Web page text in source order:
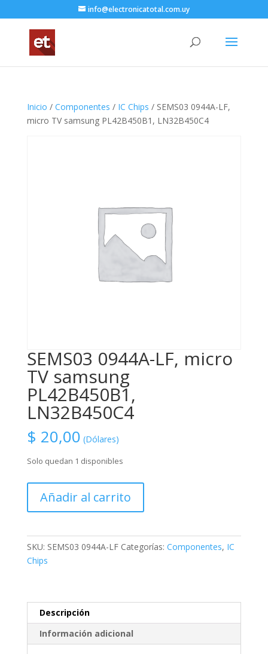
info@electronicatotal.com.uy
Inicio / Componentes / IC Chips / SEMS03 0944A-LF,
micro TV samsung PL42B450B1, LN32B450C4
SEMS03 0944A-LF, micro
TV samsung
PL42B450B1,
LN32B450C4
$ 20,00 (Dólares)
Solo quedan 1 disponibles
0944A-
TV
samsung
Añadir al carrito
SKU: SEMS03 0944A-LF Categorías: Componentes, IC
Chips
Descripción
Información adicional